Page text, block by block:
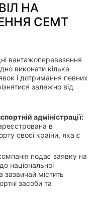
НА
СЕМТ
вантажоперевезення
виконати кілька
і дотримання певних
залежно від
адміністрації:
в
своєї країни, яка є
подає заявку на
національної
зазвичай містить
засоби та